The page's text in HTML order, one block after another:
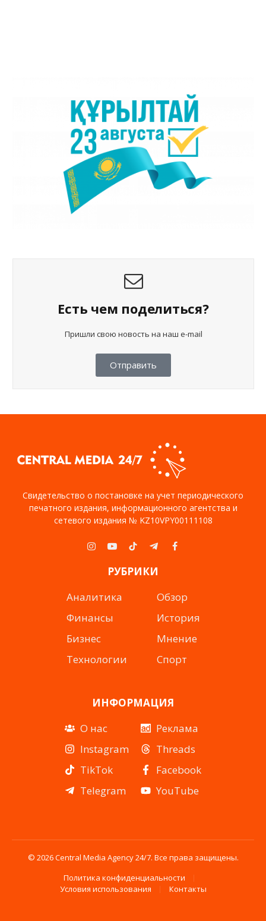
Есть чем поделиться?
Пришли свою новость на наш e-mail
Отправить
Свидетельство о постановке на учет периодического
печатного издания, информационного агентства и
сетевого издания № KZ10VPY00111108
Instagram
YouTubeTikTokTelegramFacebook
РУБРИКИ
Аналитика
Финансы
Бизнес
Технологии
Обзор
История
Мнение
Спорт
ИНФОРМАЦИЯ
О нас
Instagram
TikTok
Telegram
Реклама
Threads
Facebook
YouTube
© 2026 Central Media Agency 24/7. Все права защищены.
Политика конфиденциальности
Условия использования
Контакты